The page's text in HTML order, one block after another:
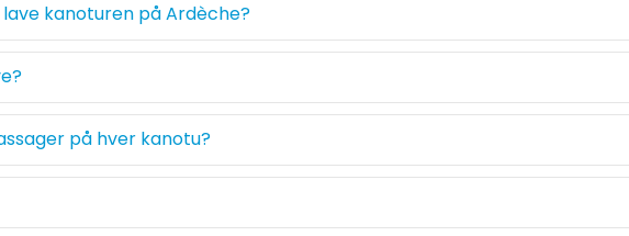
kanoturen på Ardèche?
på hver kanotu?